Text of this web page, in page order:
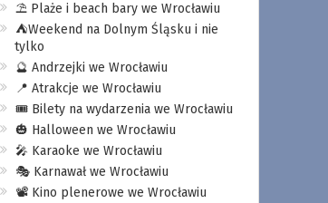
⛱️ Plaże i beach bary we Wrocławiu
⛺️Weekend na Dolnym Śląsku i nie
tylko
🔮 Andrzejki we Wrocławiu
📍 Atrakcje we Wrocławiu
🎟️ Bilety na wydarzenia we Wrocławiu
🎃 Halloween we Wrocławiu
🎤 Karaoke we Wrocławiu
🎭 Karnawał we Wrocławiu
📽️ Kino plenerowe we Wrocławiu